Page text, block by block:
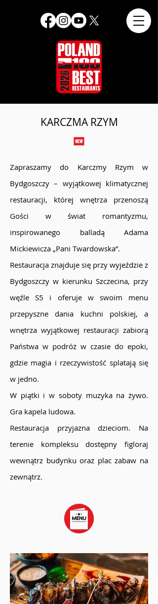
KARCZMA RZYM
Zapraszamy do Karczmy Rzym w
Bydgoszczy – wyjątkowej klimatycznej
restauracji, której wnętrza przenoszą
Gości w świat romantyzmu,
inspirowanego balladą Adama
Mickiewicza „Pani Twardowska”.
Restauracja znajduje się przy wyjeździe z
Bydgoszczy w kierunku Szczecina, przy
węźle S5 i oferuje w swoim menu
przepyszne dania kuchni polskiej, a
wnętrza wyjątkowej restauracji zabiorą
Państwa w podróż w czasie do epoki,
gdzie magia i rzeczywistość splatają się
w jedno.
W piątki i w soboty muzyka na żywo.
Gra kapela ludowa.
Restauracja przyjazna dzieciom. Na
terenie kompleksu dostępny figloraj
wewnątrz budynku oraz plac zabaw na
zewnątrz.